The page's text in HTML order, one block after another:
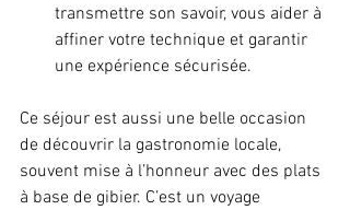
transmettre son savoir, vous aider à
affiner votre technique et garantir
une expérience sécurisée.
Ce séjour est aussi une belle occasion
de découvrir la gastronomie locale,
souvent mise à l’honneur avec des plats
à base de gibier. C’est un voyage